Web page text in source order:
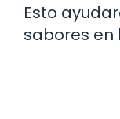
Esto
sabores en